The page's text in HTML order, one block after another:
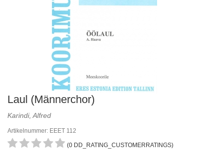
Laul (Männerchor)
Karindi, Alfred
Artikelnummer: EEET 112
(0 DD_RATING_CUSTOMERRATINGS)